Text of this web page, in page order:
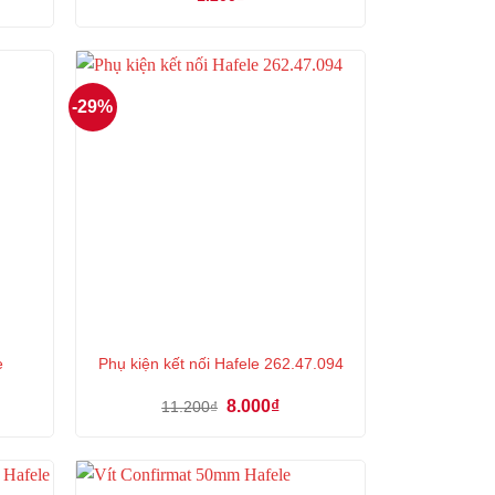
-29%
Phụ kiện kết nối Hafele 262.47.094
11.200₫ Giá
8.000₫Giá
8.000₫.